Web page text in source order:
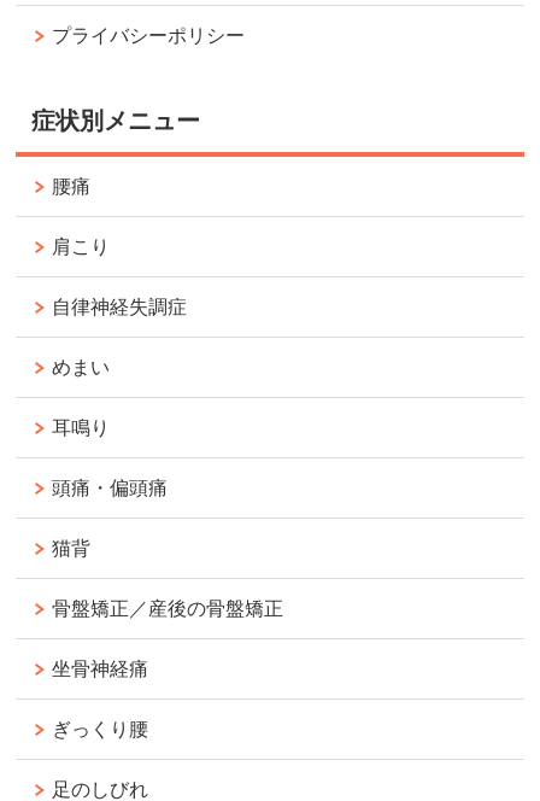
プライバシーポリシー
症状別メニュー
腰痛
肩こり
自律神経失調症
めまい
耳鳴り
頭痛・偏頭痛
猫背
骨盤矯正／産後の骨盤矯正
坐骨神経痛
ぎっくり腰
足のしびれ